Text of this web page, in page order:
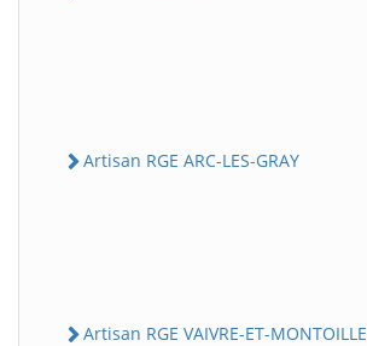
Artisan RGE ARC-LES-GRAY
Artisan RGE VAIVRE-ET-MONTOILLE